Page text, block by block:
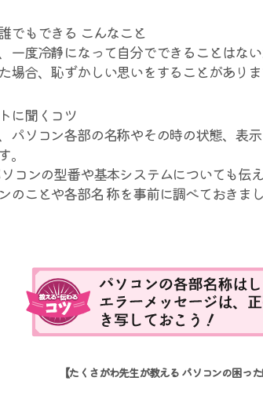
でもできる こんなこと
一度冷静になって自分でできることはない
場合、恥ずかしい思いをすることがありま
に聞くコツ
パソコン各部の名称やその時の状態、表
。
コンの型番や基本システムについても伝
のことや各部名 称を事前に調べておきまし
【たくさがわ先生が教える パソコンの困っ